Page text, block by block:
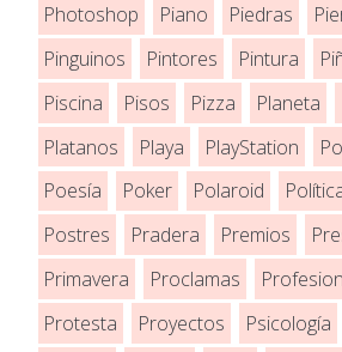
Photoshop
Piano Piedras
Pinguinos
Pintores Pintura
Piscina
Pisos Pizza Planeta
Platanos
Playa PlayStation
Poesía
Poker Polaroid
Postres
Pradera Premios
Primavera
Proclamas
Protesta
Proyectos Psicología